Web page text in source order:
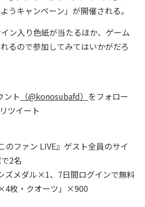
うキャンペーン」が開催される。
ン入り色紙が当たるほか、ゲーム
るので参加してみてはいかがだろ
ント （@konosubafd） をフォロー
ツイート
のファン LIVE』ゲスト全員のサイ
2名
ズメダル×1、7日間ログインで無料
枚・クオーツ」×900